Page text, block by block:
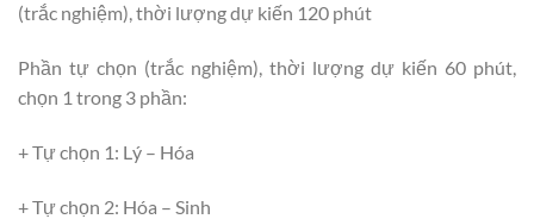
(trắc nghiệm), thời lượng dự kiến 120 phút
Phần tự chọn (trắc nghiệm), thời lượng dự kiến 60 phút,
chọn 1 trong 3 phần:
+ Tự chọn 1: Lý – Hóa
+ Tự chọn 2: Hóa – Sinh